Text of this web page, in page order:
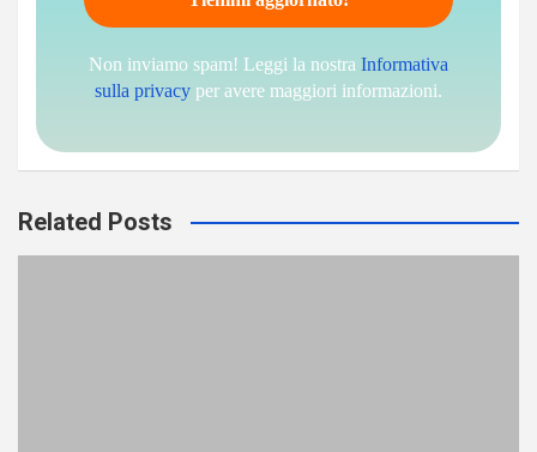
Non inviamo spam! Leggi la nostra Informativa
sulla privacy per avere maggiori informazioni.
Related Posts